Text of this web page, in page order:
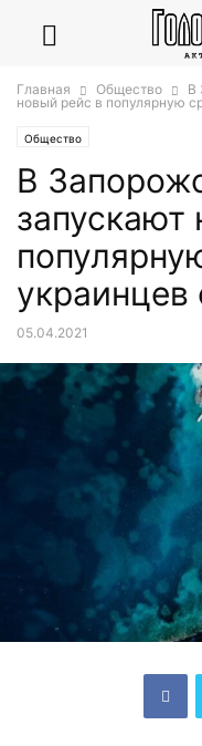
Главная Общество
В
новый рейс в популярную
Общество
В
запускают
украинцев
05.04.2021